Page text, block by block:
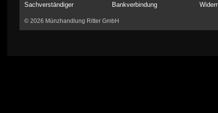
Sachverständiger
Bankverbindung
© 2026 Münzhandlung Ritter GmbH